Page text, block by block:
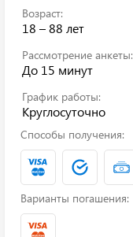
Возраст:
18 – 88 лет
Рассмотрение анкеты:
До 15 минут
График работы:
Круглосуточно
Способы получения:
Варианты погашения: